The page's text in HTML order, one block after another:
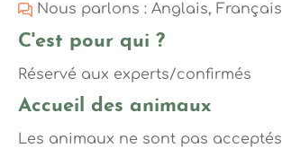
Nous parlons : Anglais, Français
C'est pour qui ?
Réservé aux experts/confirmés
Accueil des animaux
Les animaux ne sont pas acceptés